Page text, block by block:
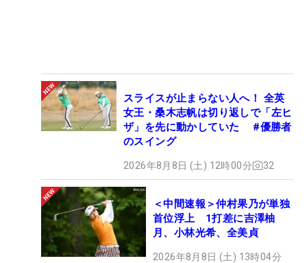
スライスが止まらない人へ！ 全英
女王・桑木志帆は切り返しで「左ヒ
ザ」を先に動かしていた #優勝者
のスイング
2026年8月8日 (土) 12時00分 32
＜中間速報＞仲村果乃が単独
首位浮上 1打差に吉澤柚
月、小林光希、全美貞
2026年8月8日 (土) 13時04分